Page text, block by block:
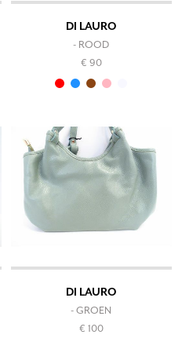
DI LAURO
- ROOD
€ 90
DI LAURO
- GROEN
€ 100